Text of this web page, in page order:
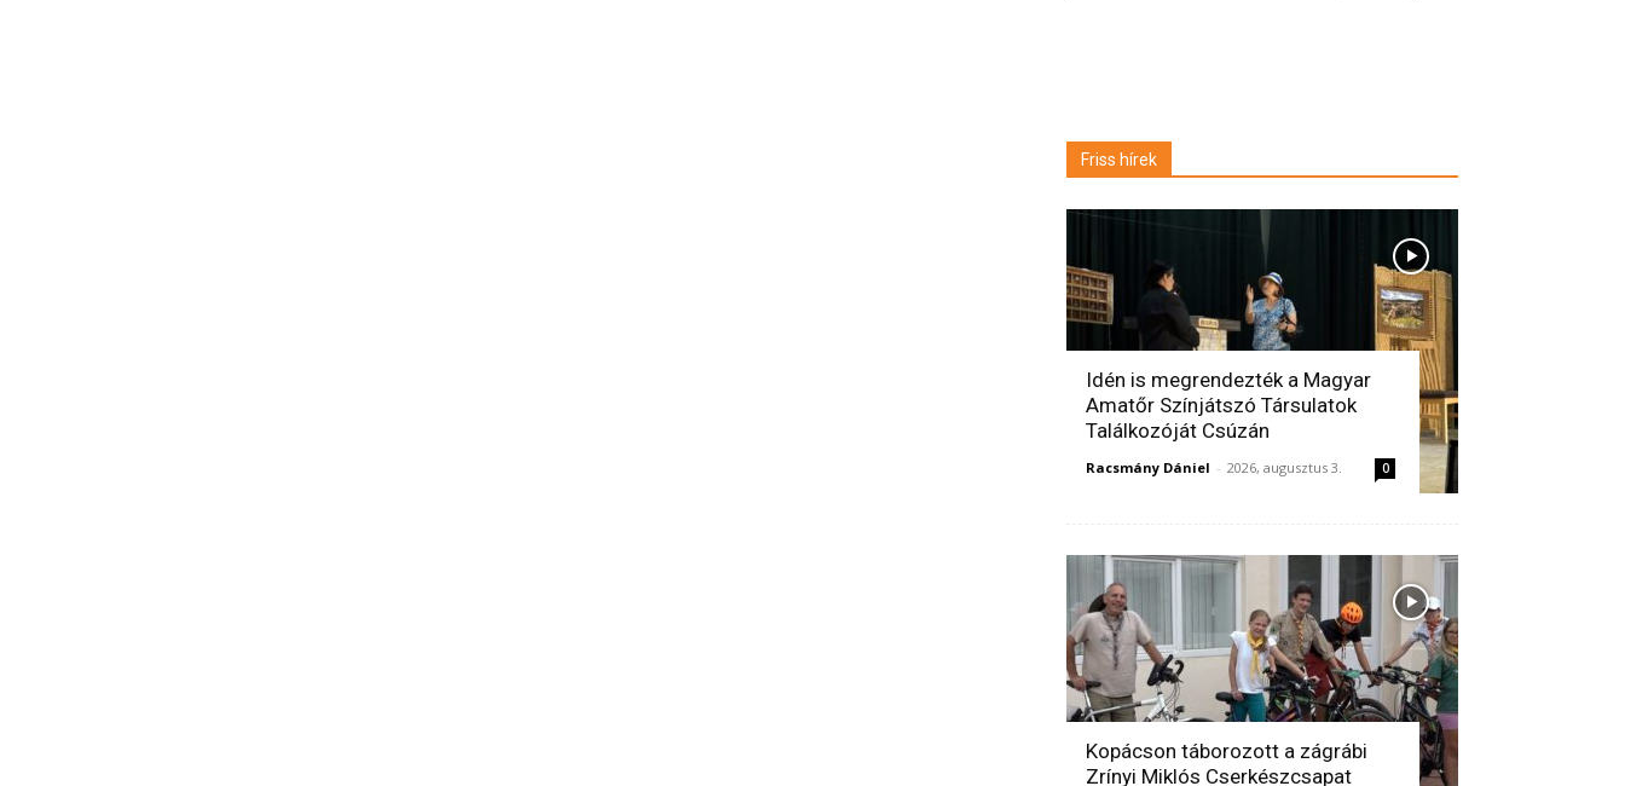
Friss hírek
Idén is megrendezték a Magyar
Amatőr Színjátszó Társulatok
Találkozóját Csúzán
Racsmány Dániel - 2026, augusztus 3. 0
Kopácson táborozott a zágrábi
Zrínyi Miklós Cserkészcsapat